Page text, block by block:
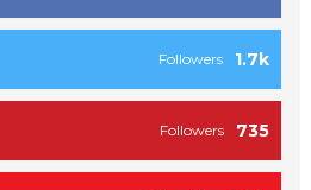
1.7k
Followers
735
Followers